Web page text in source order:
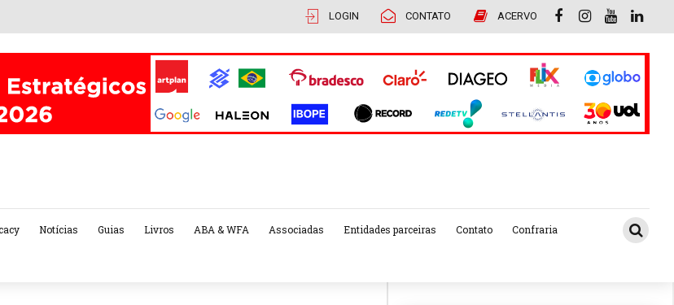
LOGIN CONTATO ACERVO
Notícias Guias Livros ABA & WFA Associadas Entidades parceiras Contato Confraria